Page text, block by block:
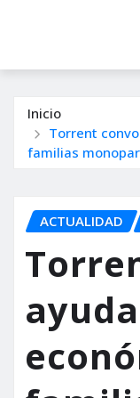
Inicio
Torrent
familias
ACTUALIDAD